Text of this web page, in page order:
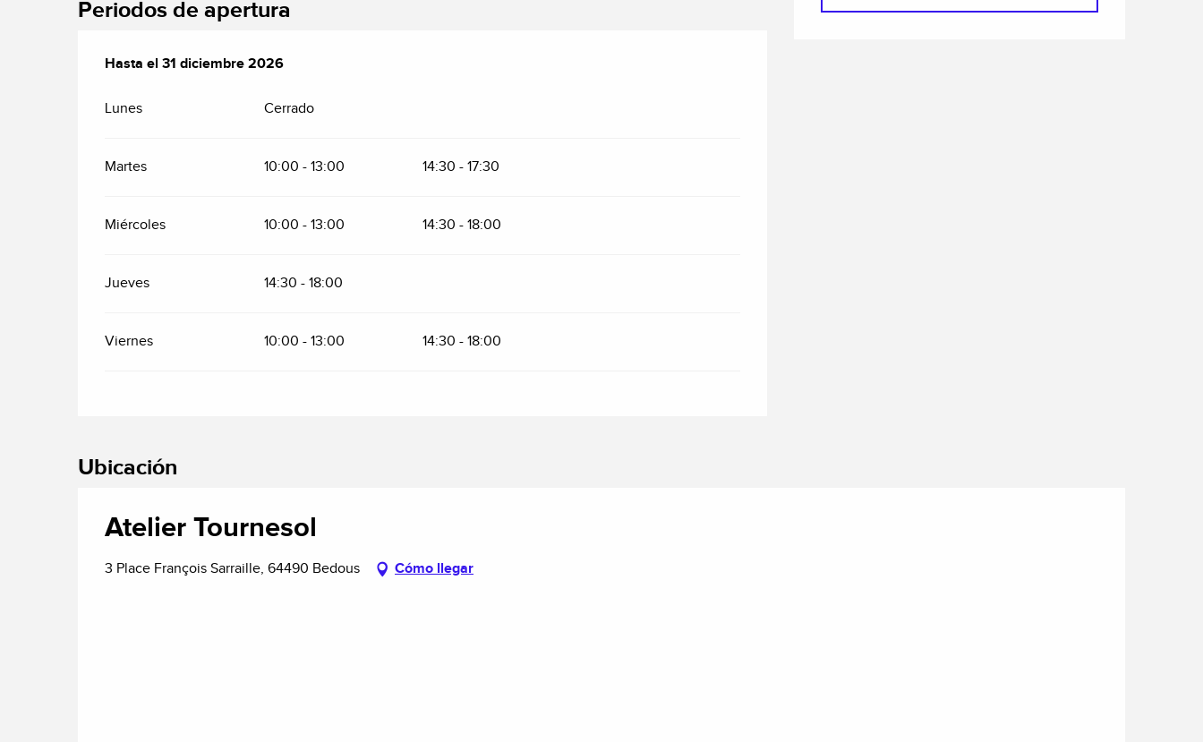
Periodos de apertura
Del20 junio 2026al31 diciembre 2026
Hasta el 31 diciembre 2026
Lunes Cerrado
Martes 10:00 - 13:00 14:30 - 17:30
Miércoles 10:00 - 13:00 14:30 - 18:00
Jueves 14:30 - 18:00
Viernes 10:00 - 13:00 14:30 - 18:00
Ubicación
Atelier Tournesol
3 Place François Sarraille, 64490 Bedous Cómo llegar